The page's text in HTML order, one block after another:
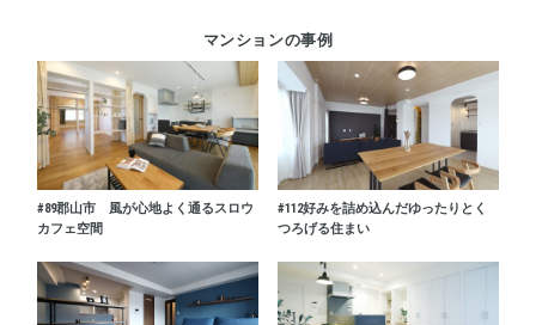
マンションの事例
#89郡山市 風が心地よく通るスロウ
カフェ空間
#112好みを詰め込んだゆったりとく
つろげる住まい